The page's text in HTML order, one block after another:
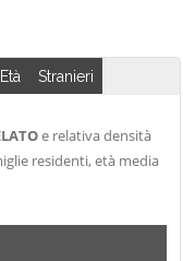
Età Stranieri
e relativa densità
residenti, età media